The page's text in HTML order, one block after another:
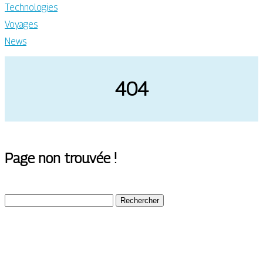
Technologies
Voyages
News
404
Page non trouvée !